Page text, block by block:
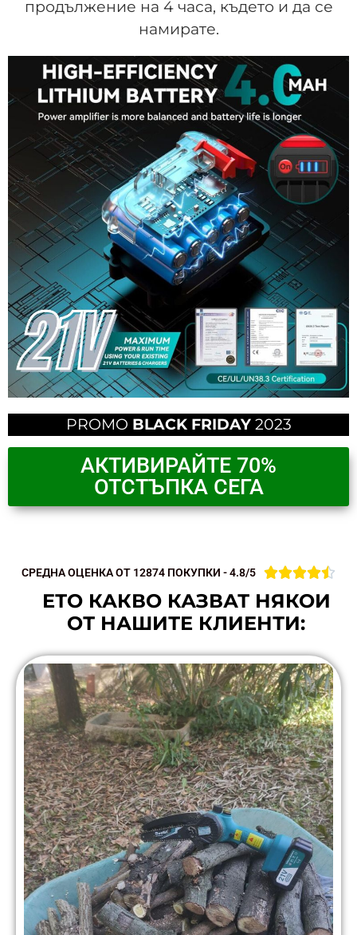
продължение на 4 часа, където и да се
намирате.
PROMO BLACK FRIDAY2023
АКТИВИРАЙТЕ 70%
ОТСТЪПКА СЕГА
СРЕДНА ОЦЕНКА ОТ 12874 ПОКУПКИ - 4.8/5 
ЕТО КАКВО КАЗВАТ НЯКОИ
ОТ НАШИТЕ КЛИЕНТИ: